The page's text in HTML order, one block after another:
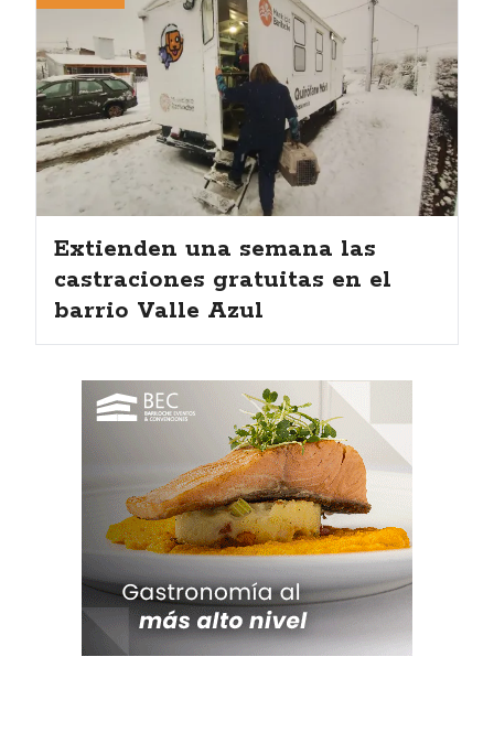
Extienden una semana las
castraciones gratuitas en el
barrio Valle Azul